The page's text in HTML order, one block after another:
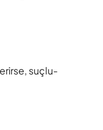
suçlu-